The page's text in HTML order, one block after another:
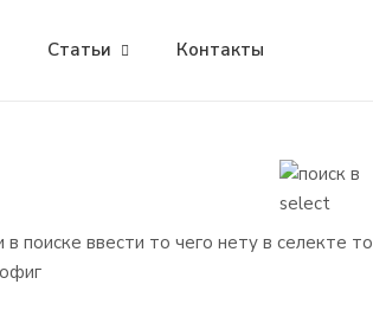
Статьи Контакты
поиске ввести то чего нету в селекте то